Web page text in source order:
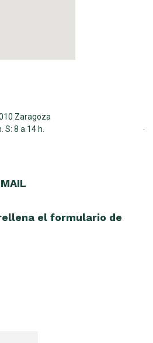
Zaragoza
S: 8 a 14 h.
el formulario de